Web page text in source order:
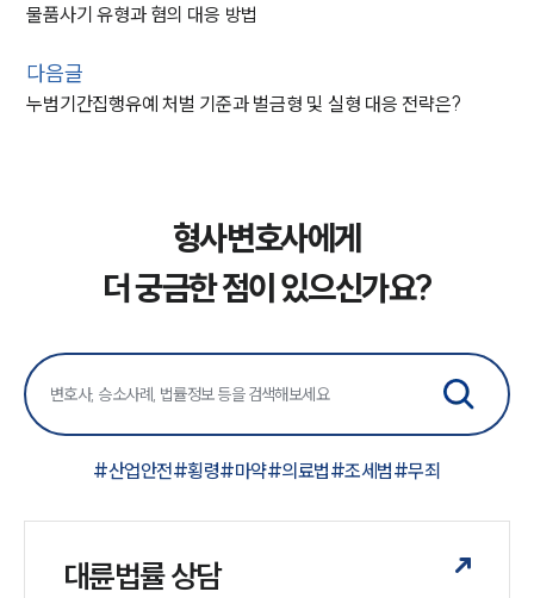
물품사기 유형과 혐의 대응 방법
다음글
누범기간집행유예 처벌 기준과 벌금형 및 실형 대응 전략은?
형사변호사에게
더 궁금한 점이 있으신가요?
#산업안전#횡령#마약#의료법#조세범#무죄
대륜법률 상담